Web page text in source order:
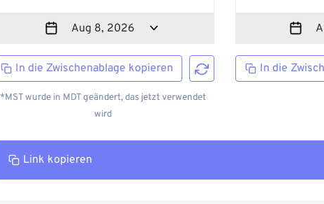
In die Zwischenablage kopieren
*MST wurde in MDT geändert, das jetzt verwendet
wird
In die
Link kopieren